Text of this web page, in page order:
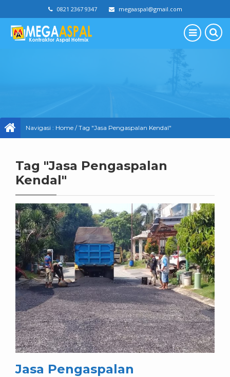
0821 2367 9347 megaaspal@gmail.com
Navigasi : Home /Tag "Jasa Pengaspalan Kendal"
Tag "Jasa Pengaspalan
Kendal"
Jasa Pengaspalan